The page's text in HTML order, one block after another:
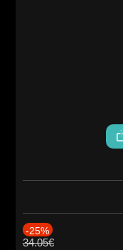
-25%
34.05€